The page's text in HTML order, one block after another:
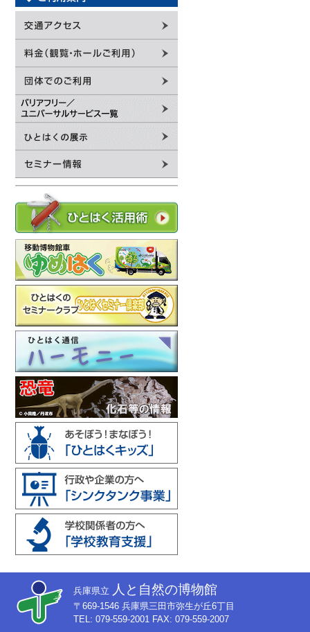
兵庫県立 人と自然の博物館
〒669-1546 兵庫県三田市弥生が丘6丁目
TEL: 079-559-2001 FAX: 079-559-2007